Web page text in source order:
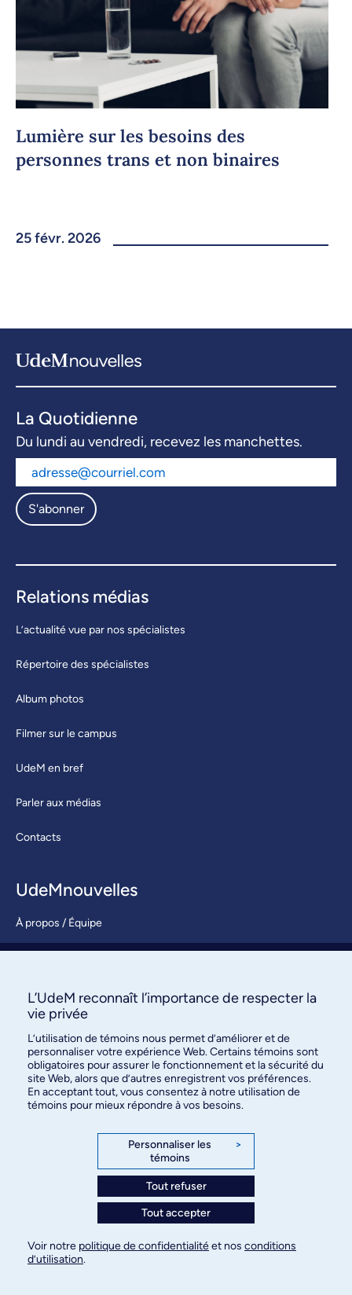
Lumière sur les besoins des
personnes trans et non binaires
25 févr. 2026
La Quotidienne
Du lundi au vendredi, recevez les manchettes.
S'abonner
Relations médias
L’actualité vue par nos spécialistes
Répertoire des spécialistes
Album photos
Filmer sur le campus
UdeM en bref
Parler aux médias
Contacts
UdeMnouvelles
À propos / Équipe
S’abonner
Bureau des communications et
des relations publiques
3744, rue Jean-Brillant, bureau 490
Montréal (Québec) H3T 1P1
Paramètres des témoins
© Université de Montréal, 2026. Tous droits
L’UdeM reconnaît l’importance de respecter la
vie privée
L’utilisation de témoins nous permet d’améliorer et de
personnaliser votre expérience Web. Certains témoins sont
obligatoires pour assurer le fonctionnement et la sécurité du
site Web, alors que d’autres enregistrent vos préférences.
En acceptant tout, vous consentez à notre utilisation de
témoins pour mieux répondre à vos besoins.
Personnaliser les
témoins
>
Tout refuser
Tout accepter
Voir notre politique de confidentialitéet nos conditions
d’utilisation.